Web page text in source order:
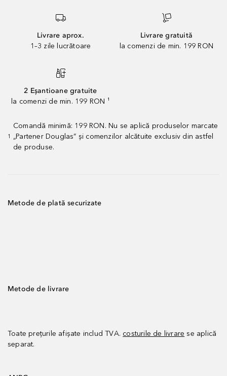
Livrare aprox.
1–3 zile lucrătoare
Livrare gratuită
la comenzi de min. 199 RON
2 Eșantioane gratuite
la comenzi de min. 199 RON ¹
1
Comandă minimă: 199 RON. Nu se aplică produselor marcate
„Partener Douglas” și comenzilor alcătuite exclusiv din astfel
de produse.
Metode de plată securizate
Metode de livrare
Toate prețurile afișate includ TVA. costurile de livrare se aplică
separat.